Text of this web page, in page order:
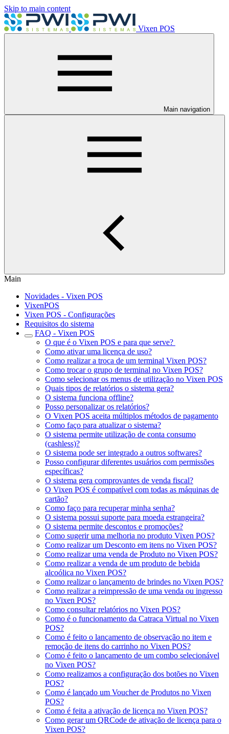
Skip to main content
Vixen POS
Main navigation
Main
Novidades - Vixen POS
VixenPOS
Vixen POS - Configurações
Requisitos do sistema
FAQ - Vixen POS
O que é o Vixen POS e para que serve?
Como ativar uma licença de uso?
Como realizar a troca de um terminal Vixen POS?
Como trocar o grupo de terminal no Vixen POS?
Como selecionar os menus de utilização no Vixen POS
Quais tipos de relatórios o sistema gera?
O sistema funciona offline?
Posso personalizar os relatórios?
O Vixen POS aceita múltiplos métodos de pagamento
Como faço para atualizar o sistema?
O sistema permite utilização de conta consumo
(cashless)?
O sistema pode ser integrado a outros softwares?
Posso configurar diferentes usuários com permissões
específicas?
O sistema gera comprovantes de venda fiscal?
O Vixen POS é compatível com todas as máquinas de
cartão?
Como faço para recuperar minha senha?
O sistema possui suporte para moeda estrangeira?
O sistema permite descontos e promoções?
Como sugerir uma melhoria no produto Vixen POS?
Como realizar um Desconto em itens no Vixen POS?
Como realizar uma venda de Produto no Vixen POS?
Como realizar a venda de um produto de bebida
alcoólica no Vixen POS?
Como realizar o lançamento de brindes no Vixen POS?
Como realizar a reimpressão de uma venda ou ingresso
no Vixen POS?
Como consultar relatórios no Vixen POS?
Como é o funcionamento da Catraca Virtual no Vixen
POS?
Como é feito o lançamento de observação no item e
remoção de itens do carrinho no Vixen POS?
Como é feito o lançamento de um combo selecionável
no Vixen POS?
Como realizamos a configuração dos botões no Vixen
POS?
Como é lançado um Voucher de Produtos no Vixen
POS?
Como é feita a ativação de licença no Vixen POS?
Como gerar um QRCode de ativação de licença para o
Vixen POS?